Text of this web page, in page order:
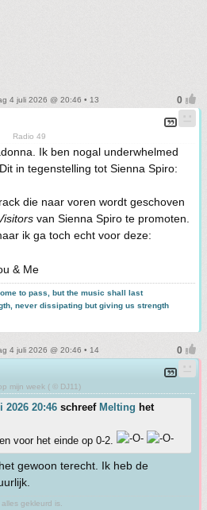
4 juli 2026 @ 20:46 • 13
Radio 49
Ik ben nogal underwhelmed
in tegenstelling tot Sienna Spiro:
die naar voren wordt geschoven
van Sienna Spiro te promoten.
ik ga toch echt voor deze:
& Me
to pass, but the music shall last
never dissipating but giving us strength
4 juli 2026 @ 20:46 • 14
mijn week ( © DJ11)
2026 20:46 schreef Melting het
voor het einde op 0-2.
gewoon terecht. Ik heb de
gekleurd is.